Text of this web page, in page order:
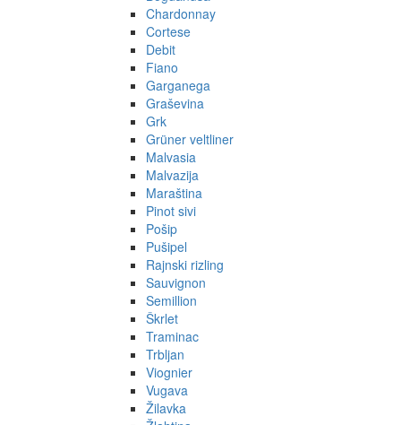
Chardonnay
Cortese
Debit
Fiano
Garganega
Graševina
Grk
Grüner veltliner
Malvasia
Malvazija
Maraština
Pinot sivi
Pošip
Pušipel
Rajnski rizling
Sauvignon
Semillion
Škrlet
Traminac
Trbljan
Viognier
Vugava
Žilavka